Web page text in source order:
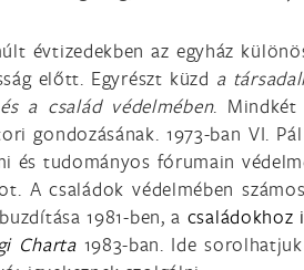
évtizedekben az egyház
előtt. Egyrészt küzd a
a család védelmében. Mindkét
gondozásának. 1973-ban VI.
és tudományos fórumain
A családok védelmében
1981-ben, a családokhoz
Charta1983-ban. Ide